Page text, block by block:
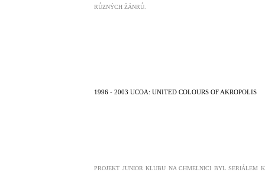
RŮZNÝCH ŽÁNRŮ.
1996 - 2003 UCOA: UNITED COLOURS OF AKROPOLIS
PROJEKT JUNIOR KLUBU NA CHMELNICI BYL SERIÁLEM